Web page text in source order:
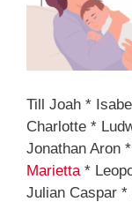
Till Joah *
Charlotte *
Jonathan Aron
Marietta*
Julian Caspar *